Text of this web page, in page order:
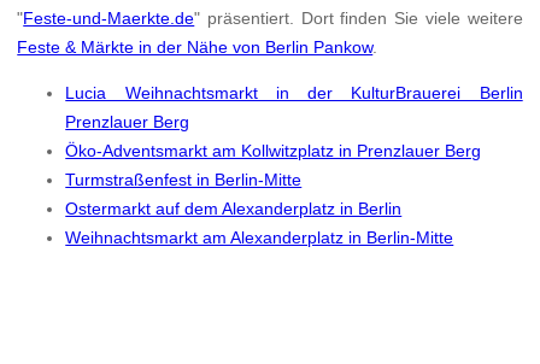
"Feste-und-Maerkte.de" präsentiert. Dort finden Sie viele weitere
Feste & Märkte in der Nähe von Berlin Pankow.
Lucia Weihnachtsmarkt in der KulturBrauerei Berlin
Prenzlauer Berg
Öko-Adventsmarkt am Kollwitzplatz in Prenzlauer Berg
Turmstraßenfest in Berlin-Mitte
Ostermarkt auf dem Alexanderplatz in Berlin
Weihnachtsmarkt am Alexanderplatz in Berlin-Mitte